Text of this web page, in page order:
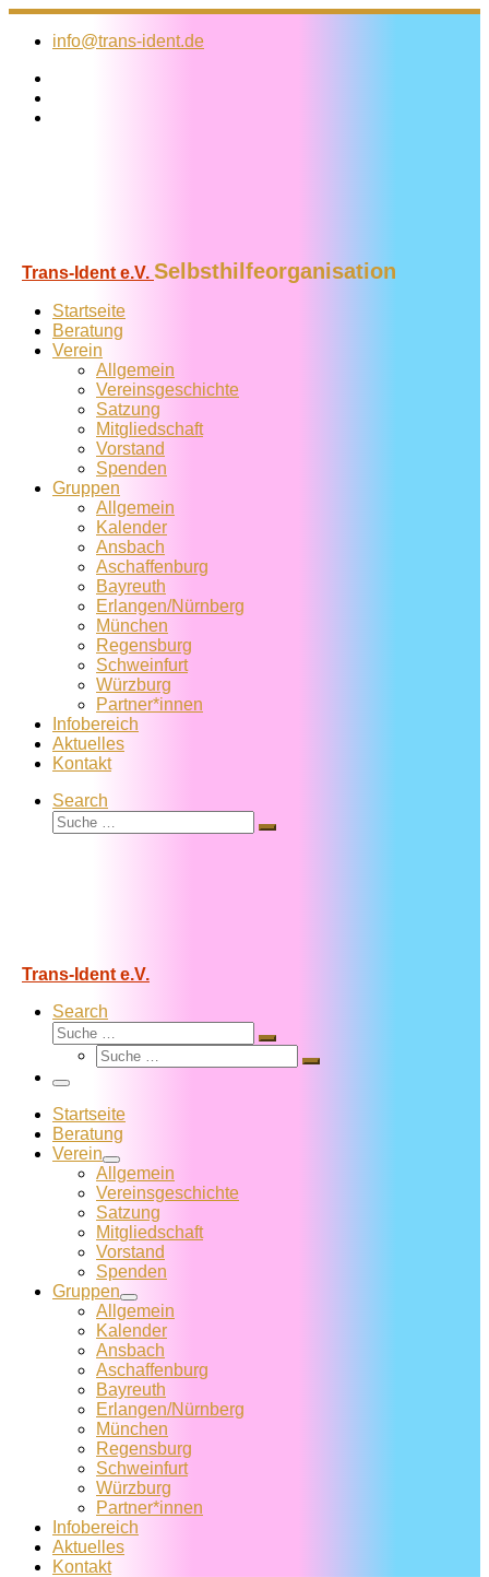
Zum
Inhalt
info@trans-ident.de
Trans-Ident e.V. Selbsthilfeorganisation
Startseite
Beratung
Verein
Allgemein
Vereins­geschichte
Satzung
Mitglied­schaft
Vorstand
Spenden
Gruppen
Allgemein
Kalender
Ansbach
Aschaffenburg
Bayreuth
Erlangen/Nürnberg
München
Regensburg
Schweinfurt
Würzburg
Partner*innen
Infobereich
Aktuelles
Kontakt
Search
Suche
Suche
Trans-Ident e.V.
Search
Suche
Suche
Suche
Suche
Menü
Startseite
Beratung
Verein
Allgemein
Vereins­geschichte
Satzung
Mitglied­schaft
Vorstand
Spenden
Gruppen
Allgemein
Kalender
Ansbach
Aschaffenburg
Bayreuth
Erlangen/Nürnberg
München
Regensburg
Schweinfurt
Würzburg
Partner*innen
Infobereich
Aktuelles
Kontakt